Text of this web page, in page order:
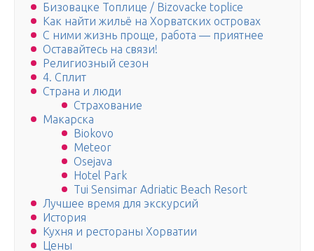
Бизовацке Топлице / Bizovacke toplice
Как найти жильё на Хорватских островах
С ними жизнь проще, работа — приятнее
Оставайтесь на связи!
Религиозный сезон
4. Сплит
Страна и люди
Страхование
Макарска
Biokovo
Meteor
Osejava
Hotel Park
Tui Sensimar Adriatic Beach Resort
Лучшее время для экскурсий
История
Кухня и рестораны Хорватии
Цены